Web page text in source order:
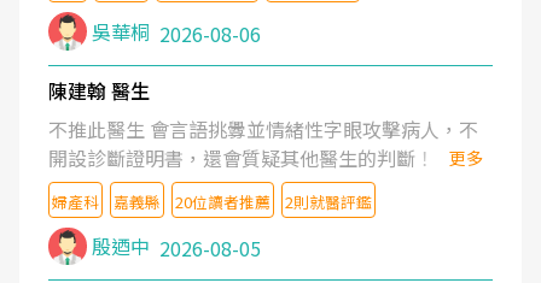
吳華桐 2026-08-06
陳建翰 醫生
不推此醫生 會言語挑釁並情緒性字眼攻擊病人，不
開設診斷證明書，還會質疑其他醫生的判斷！
更多
婦產科 嘉義縣 20位讀者推薦 2則就醫評鑑
殷迺中 2026-08-05